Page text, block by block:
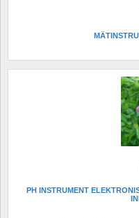
PH INSTRUMENT